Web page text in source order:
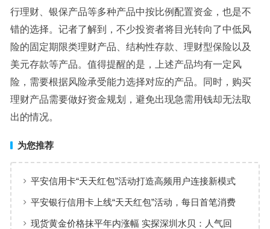
行理财、银保产品等多种产品中按比例配置资金，也是不
错的选择。记者了解到，不少投资者将目光转向了中低风
险的固定期限类理财产品、结构性存款、理财型保险以及
美元存款等产品。值得提醒的是，上述产品均有一定风
险，需要根据风险承受能力选择对应的产品。同时，购买
理财产品需要做好资金规划，避免出现急需用钱却无法取
出的情况。
为您推荐
平安信用卡“天天红包”活动打造高频用户连接新模式
平安银行信用卡上线“天天红包”活动，每日首笔消费
100%有奖
现货黄金价格抹平年内涨幅 实探深圳水贝：人气回